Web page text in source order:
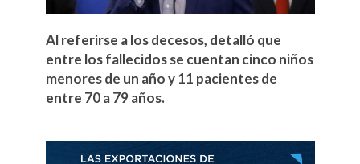
Al referirse a los decesos, detalló que
entre los fallecidos se cuentan cinco niños
menores de un año y 11 pacientes de
entre 70 a 79 años.